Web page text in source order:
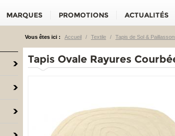
MARQUES PROMOTIONS ACTUALITÉS
Vous êtes ici : Accueil / Textile / Tapis de Sol &
Tapis Ovale Rayures